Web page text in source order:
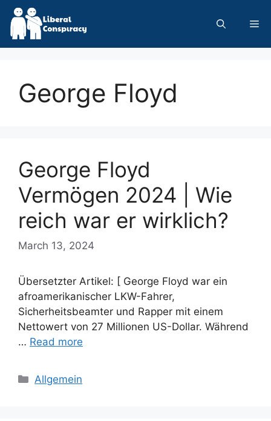
Skip
content
George Floyd
George Floyd
Vermögen 2024 | Wie
reich war er wirklich?
March 13, 2024
Übersetzter Artikel: [ George Floyd war ein
afroamerikanischer LKW-Fahrer,
Sicherheitsbeamter und Rapper mit einem
Nettowert von 27 Millionen US-Dollar. Während
… Read more
Categories
Allgemein